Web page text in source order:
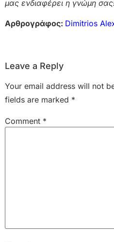
μας ενδιαφέρει η γνώμη
Αρθρογράφος: Dimitrios
Leave a Reply
Your email address will not
fields are marked *
Comment *